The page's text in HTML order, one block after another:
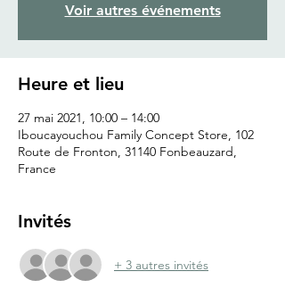
Voir autres événements
Heure et lieu
27 mai 2021, 10:00 – 14:00
Iboucayouchou Family Concept Store, 102
Route de Fronton, 31140 Fonbeauzard,
France
Invités
+ 3 autres invités